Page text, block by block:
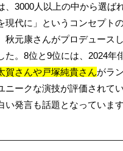
、3000人以上の中から選ば
現代に」というコンセプト
秋元康さんがプロデュース
た。8位と9位には、2024年
賀さんや戸塚純貴さんがラ
ニークな演技が評価されてい
い発言も話題となっています